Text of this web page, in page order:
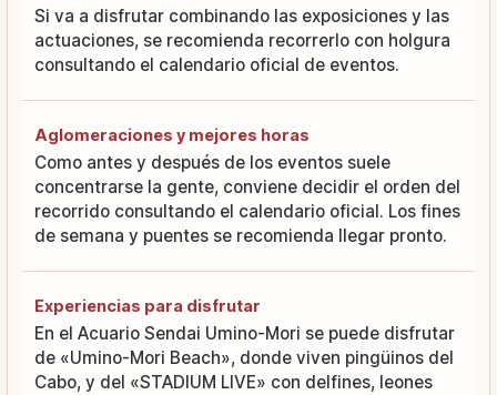
Si va a disfrutar combinando las exposiciones y las
actuaciones, se recomienda recorrerlo con holgura
consultando el calendario oficial de eventos.
Aglomeraciones y mejores horas
Como antes y después de los eventos suele
concentrarse la gente, conviene decidir el orden del
recorrido consultando el calendario oficial. Los fines
de semana y puentes se recomienda llegar pronto.
Experiencias para disfrutar
En el Acuario Sendai Umino-Mori se puede disfrutar
de «Umino-Mori Beach», donde viven pingüinos del
Cabo, y del «STADIUM LIVE» con delfines, leones